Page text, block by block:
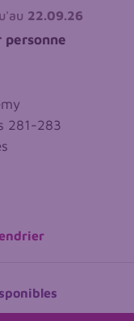
22.09.26
personne
281-283